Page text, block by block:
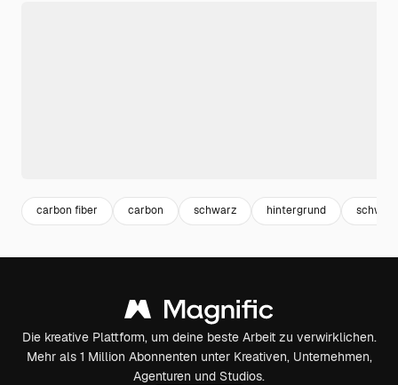
carbon fiber carbon schwarz hintergrund
Die kreative Plattform, um deine beste Arbeit zu verwirklichen.
Mehr als 1 Million Abonnenten unter Kreativen, Unternehmen,
Agenturen und Studios.